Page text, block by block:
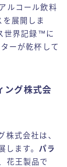
ルコール飲料
展開しま
世界記録™に
ーが乾杯して
ング株式会
株式会社は、
します。 パラ
花王製品で